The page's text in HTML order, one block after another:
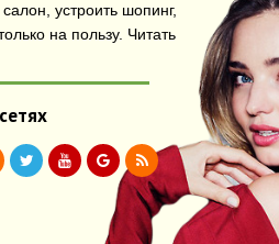
устроить шопинг,
на пользу. Читать